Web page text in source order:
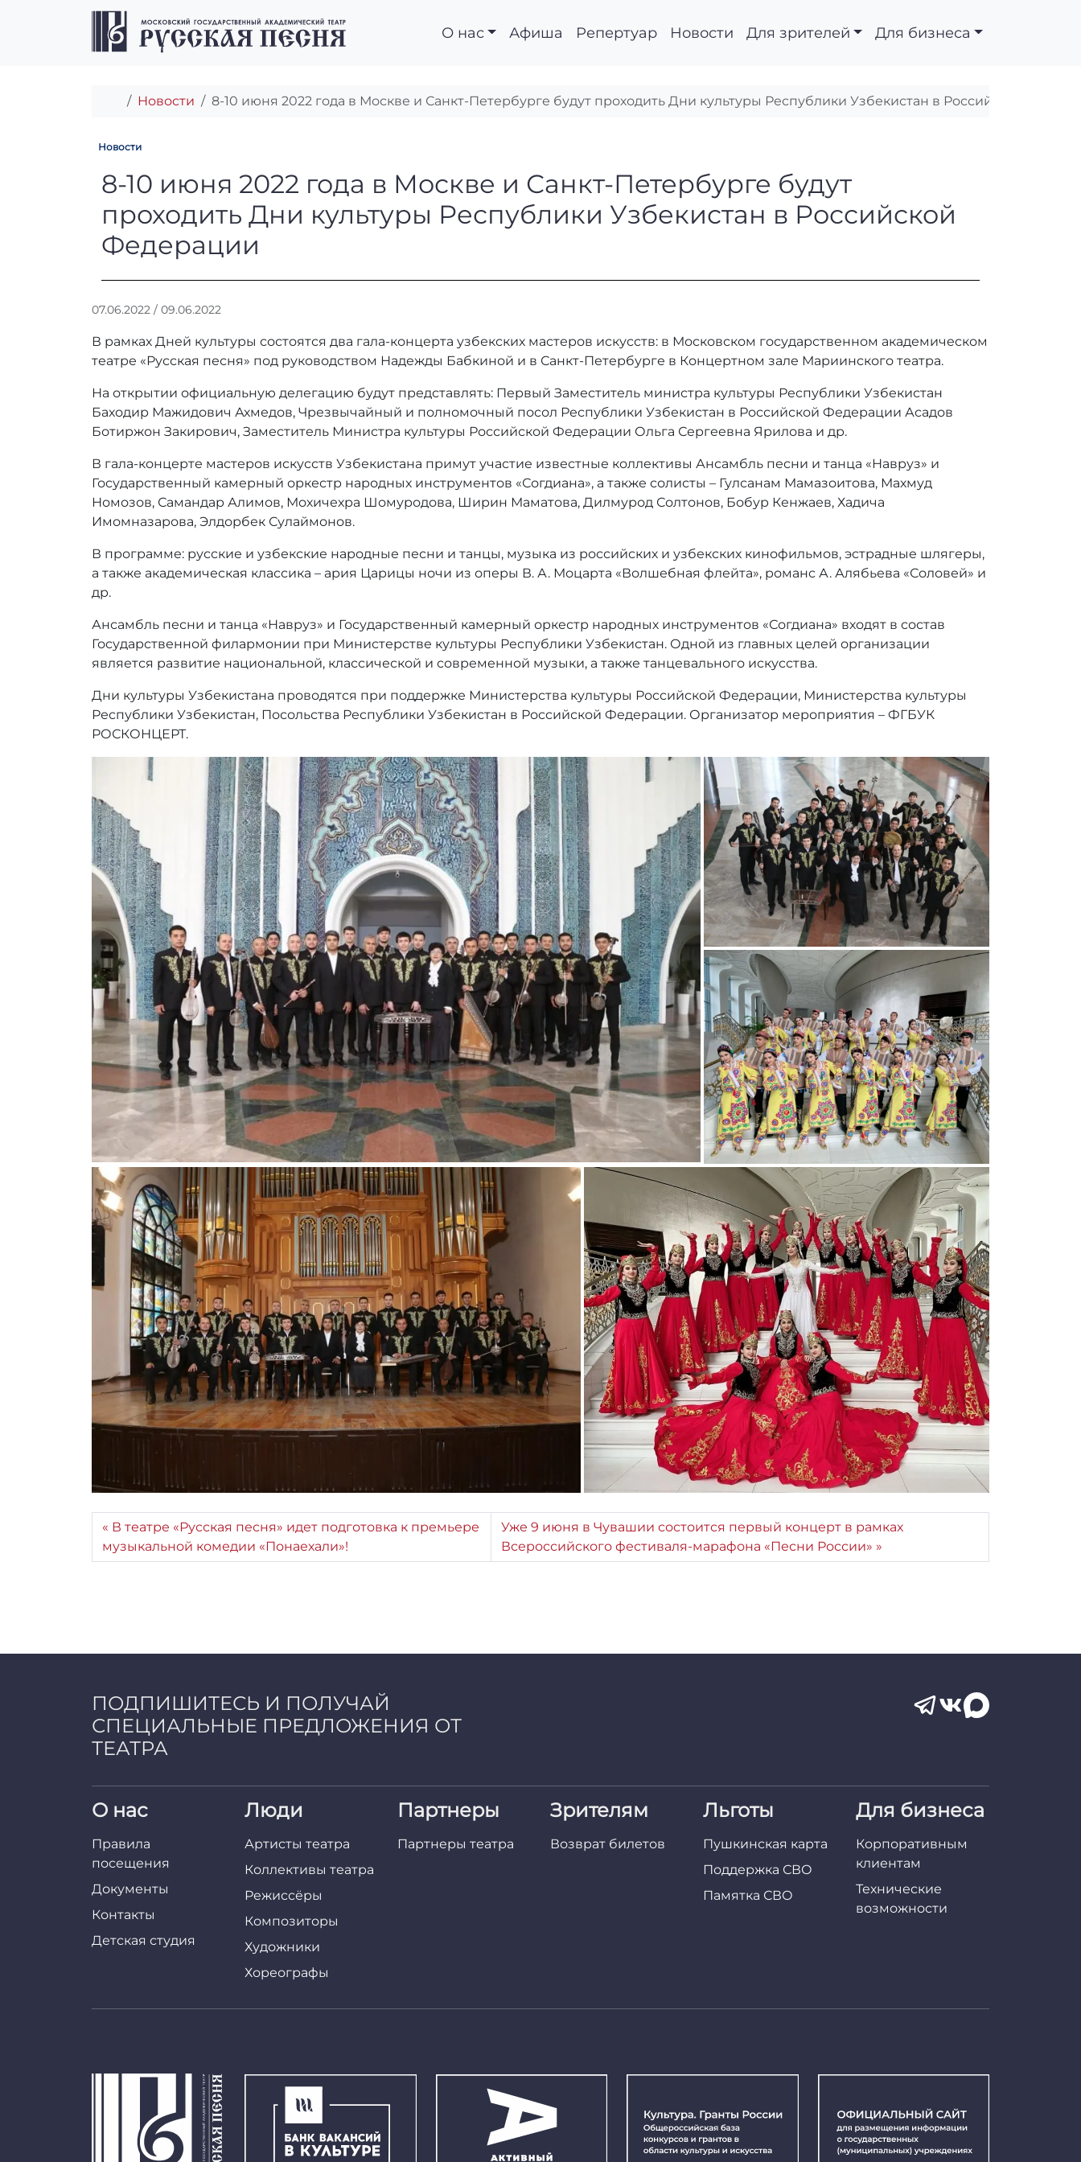
Перейти к содержимому
Перейти к футеру
О нас Афиша Репертуар Новости Для зрителей Для бизнеса
Главная
Новости 8-10 июня 2022 года в Москве и Санкт-Петербурге будут проходить Дни культуры Республики Узбекистан в Российской
Новости
8-10 июня 2022 года в Москве и Санкт-Петербурге будут
8-10 июня 2022 года в Москве и Санкт-Петербурге будут
проходить Дни культуры Республики Узбекистан в Российской
Федерации
07.06.2022 / 09.06.2022
т
о
:
r
r
a
d
m
i
n
В рамках Дней культуры состоятся два гала-концерта узбекских мастеров искусств: в Московском государственном академическом
театре «Русская песня» под руководством Надежды Бабкиной и в Санкт-Петербурге в Концертном зале Мариинского театра.
На открытии официальную делегацию будут представлять: Первый Заместитель министра культуры Республики Узбекистан
Баходир Мажидович Ахмедов, Чрезвычайный и полномочный посол Республики Узбекистан в Российской Федерации Асадов
Ботиржон Закирович, Заместитель Министра культуры Российской Федерации Ольга Сергеевна Ярилова и др.
В гала-концерте мастеров искусств Узбекистана примут участие известные коллективы Ансамбль песни и танца «Навруз» и
Государственный камерный оркестр народных инструментов «Согдиана», а также солисты – Гулсанам Мамазоитова, Махмуд
Номозов, Самандар Алимов, Мохичехра Шомуродова, Ширин Маматова, Дилмурод Солтонов, Бобур Кенжаев, Хадича
Имомназарова, Элдорбек Сулаймонов.
В программе: русские и узбекские народные песни и танцы, музыка из российских и узбекских кинофильмов, эстрадные шлягеры,
а также академическая классика – ария Царицы ночи из оперы В. А. Моцарта «Волшебная флейта», романс А. Алябьева «Соловей» и
др.
Ансамбль песни и танца «Навруз» и Государственный камерный оркестр народных инструментов «Согдиана» входят в состав
Государственной филармонии при Министерстве культуры Республики Узбекистан. Одной из главных целей организации
является развитие национальной, классической и современной музыки, а также танцевального искусства.
Дни культуры Узбекистана проводятся при поддержке Министерства культуры Российской Федерации, Министерства культуры
Республики Узбекистан, Посольства Республики Узбекистан в Российской Федерации. Организатор мероприятия – ФГБУК
РОСКОНЦЕРТ.
В театре «Русская песня» идет подготовка к премьере
музыкальной комедии «Понаехали»!
Уже 9 июня в Чувашии состоится первый концерт в рамках
Всероссийского фестиваля-марафона «Песни России»
ПОДПИШИТЕСЬ И ПОЛУЧАЙ
СПЕЦИАЛЬНЫЕ ПРЕДЛОЖЕНИЯ ОТ
ТЕАТРА
О нас
Правила
посещения
Документы
Контакты
Детская студия
Люди
Артисты театра
Коллективы театра
Режиссёры
Композиторы
Художники
Хореографы
Партнеры
Партнеры театра
Зрителям
Возврат билетов
Льготы
Пушкинская карта
Поддержка СВО
Памятка СВО
Для бизнеса
Корпоративным
клиентам
Технические
возможности